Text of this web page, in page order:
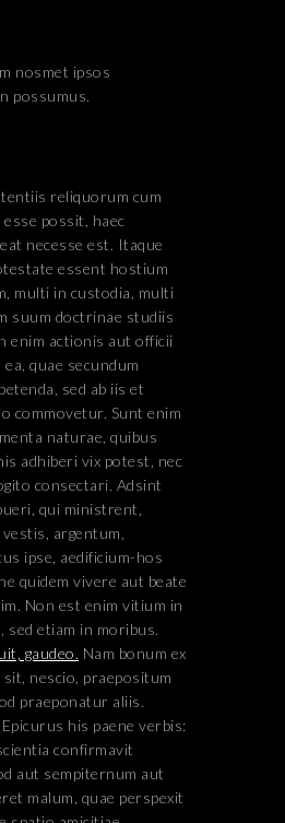
nosmet ipsos
possumus.
reliquorum cum
possit, haec
necesse est. Itaque
essent hostium
multi in custodia, multi
suum doctrinae studiis
enim actionis aut officii
quae secundum
sed ab iis et
commovetur. Sunt enim
naturae, quibus
adhiberi vix potest, nec
consectari. Adsint
qui ministrent,
argentum,
ipse, aedificium-hos
quidem vivere aut beate
Non est enim vitium in
sed etiam in moribus.
gaudeo. Nam bonum ex
nescio, praepositum
praeponatur aliis.
his paene verbis:
confirmavit
aut sempiternum aut
malum, quae perspexit